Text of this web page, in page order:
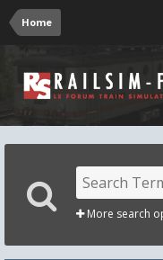
Home
More search